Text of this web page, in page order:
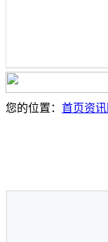
您的位置： 首页资讯